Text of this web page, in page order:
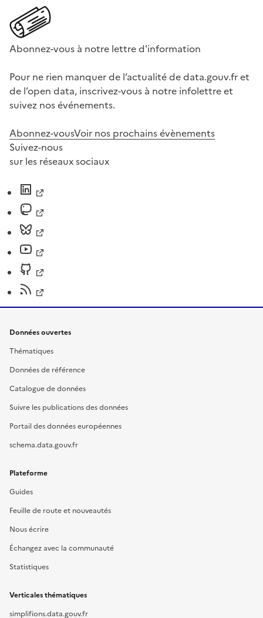
Abonnez-vous à notre lettre d'information
Pour ne rien manquer de l’actualité de data.gouv.fr et
de l’open data, inscrivez-vous à notre infolettre et
suivez nos événements.
Abonnez-vousVoir nos prochains évènements
Suivez-nous
sur les réseaux sociaux
Données ouvertes
Thématiques
Données de référence
Catalogue de données
Suivre les publications des données
Portail des données européennes
schema.data.gouv.fr
Plateforme
Guides
Feuille de route et nouveautés
Nous écrire
Échangez avec la communauté
Statistiques
Verticales thématiques
simplifions.data.gouv.fr